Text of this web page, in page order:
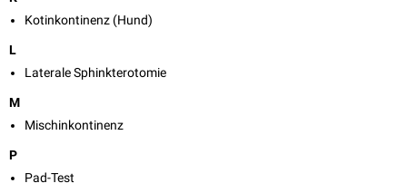
Kotinkontinenz (Hund)
L
Laterale Sphinkterotomie
M
Mischinkontinenz
P
Pad-Test